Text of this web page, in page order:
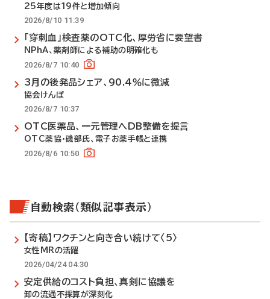
25年度は19件と増加傾向
2026/8/10 11:39
「穿刺血」検査薬のOTC化、厚労省に要望書
NPhA、薬剤師による補助の明確化も
2026/8/7 10:40
3月の後発品シェア、90.4％に微減
協会けんぽ
2026/8/7 10:37
OTC医薬品、一元管理へDB整備を提言
OTC薬協・磯部氏、電子お薬手帳と連携
2026/8/6 10:50
自動検索（類似記事表示）
【寄稿】ワクチンと向き合い続けて〈5〉
女性MRの活躍
2026/04/24 04:30
安定供給のコスト負担、真剣に協議を
卸の流通不採算が深刻化